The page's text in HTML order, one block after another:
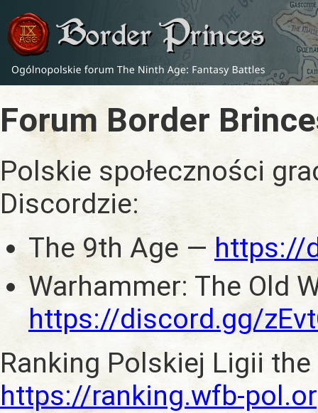
Forum Border
Polskie społeczności
Discordzie:
The 9th Age —https://
Warhammer: The Old
https://discord.gg/
Ranking Polskiej Ligii
https://ranking.wfb-